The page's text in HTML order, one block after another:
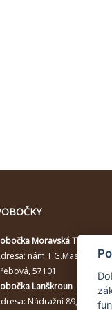
Moravská Třebová
nám.T.G.Masaryka
57101
Lanškroun
Nádražní 89,